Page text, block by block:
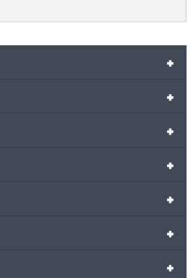
+
+
+
+
+
+
+